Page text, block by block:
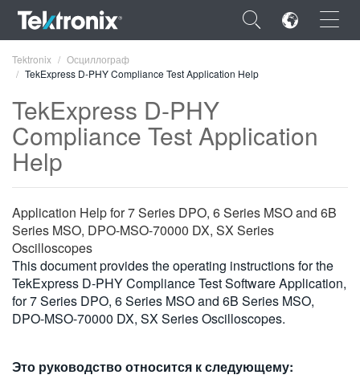
×
ENGLISH
FRANÇAIS
DEUTSCH
VIỆT NAM
简体中文
日本語
繁體中文
Tektronix
Осциллограф
TekExpress D-PHY Compliance Test Application Help
TekExpress D-PHY
Compliance Test Application
Help
Application Help for 7 Series DPO, 6 Series MSO and 6B
Series MSO, DPO-MSO-70000 DX, SX Series
Oscilloscopes
This document provides the operating instructions for the
TekExpress D-PHY Compliance Test Software Application,
for 7 Series DPO, 6 Series MSO and 6B Series MSO,
DPO-MSO-70000 DX, SX Series Oscilloscopes.
Это руководство относится к следующему: